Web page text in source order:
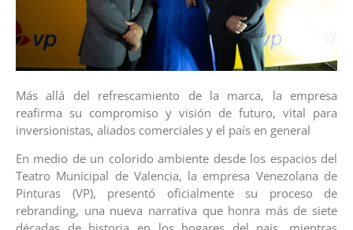
Más allá del refrescamiento de la marca, la empresa
reafirma su compromiso y visión de futuro, vital para
inversionistas, aliados comerciales y el país en general
En medio de un colorido ambiente desde los espacios del
Teatro Municipal de Valencia, la empresa Venezolana de
Pinturas (VP), presentó oficialmente su proceso de
rebranding, una nueva narrativa que honra más de siete